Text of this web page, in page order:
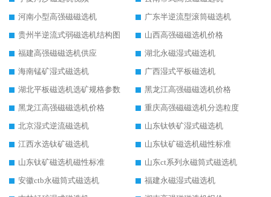
河南小型高强磁磁选机
广东半逆流型滚筒磁选机
贵州半逆流式弱磁选机结构图
山西高强磁磁选机价格
福建高强磁磁选机供应
湖北永磁湿式磁选机
海南锰矿湿式磁选机
广西湿式平板磁选机
湖北平板磁选机选矿规格参数
黑龙江高强磁磁选机价格
黑龙江高强磁磁选机价格
重庆高强磁磁选机分选粒度
北京湿式逆流磁选机
山东钛铁矿湿式磁选机
江西水选钛矿磁选机
山东钛矿磁选机磁性标准
山东钛矿磁选机磁性标准
山东ct系列永磁筒式磁选机
安徽ctb永磁筒式磁选机
福建永磁湿式磁选机